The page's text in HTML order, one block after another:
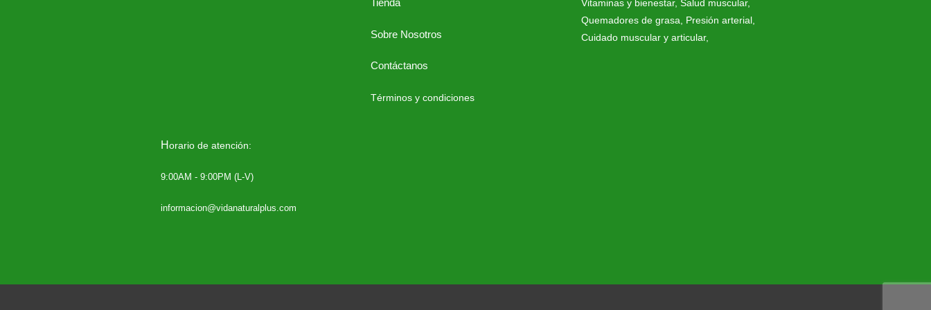
Horario de atención:
9:00AM - 9:00PM (L-V)
informacion@vidanaturalplus.com
Sobre Nosotros
Contáctanos
Términos y condiciones
Vitaminas y bienestar, Salud muscular,
Quemadores de grasa
Presión arterial,
Cuidado muscular y articular,